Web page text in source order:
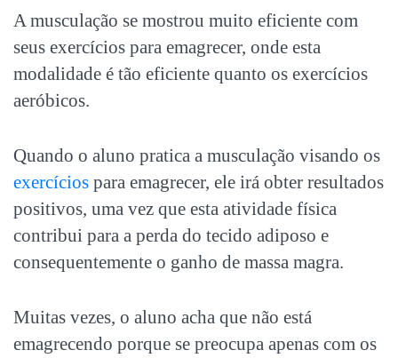
A musculação se mostrou muito eficiente com
seus exercícios para emagrecer, onde esta
modalidade é tão eficiente quanto os exercícios
aeróbicos.
Quando o aluno pratica a musculação visando os
exercícios para emagrecer, ele irá obter resultados
positivos, uma vez que esta atividade física
contribui para a perda do tecido adiposo e
consequentemente o ganho de massa magra.
Muitas vezes, o aluno acha que não está
emagrecendo porque se preocupa apenas com os